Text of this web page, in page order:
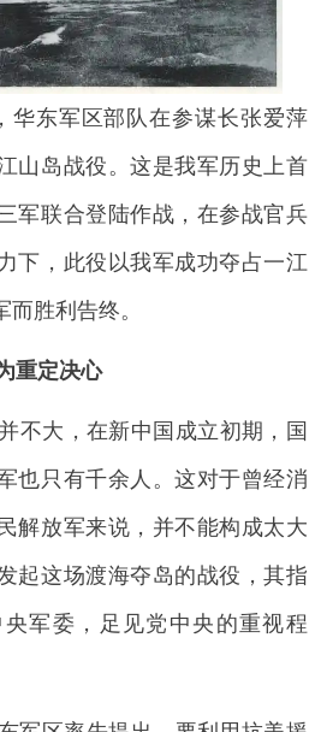
华东军区部队在参谋长张爱萍
山岛战役。这是我军历史上首
军联合登陆作战，在参战官兵
下，此役以我军成功夺占一江
胜利告终。
重定决心
不大，在新中国成立初期，国
也只有千余人。这对于曾经消
解放军来说，并不能构成太大
起这场渡海夺岛的战役，其指
军委，足见党中央的重视程